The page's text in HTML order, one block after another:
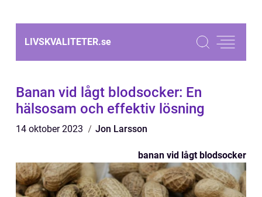
LIVSKVALITETER.se
Banan vid lågt blodsocker: En
hälsosam och effektiv lösning
14 oktober 2023 Jon Larsson
banan vid lågt blodsocker